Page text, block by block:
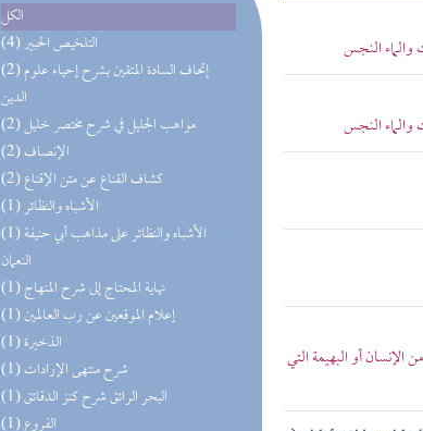
الكل
(4) التلخيص الحبير
(2) إتحاف السادة المتقين بشرح إحياء علوم
الدين
(2) مواهب الجليل في شرح مختصر خليل
(2) الإنصاف
(2) كشاف القناع عن متن الإقناع
(1) الأشباه والنظائر
(1) الأشباه والنظائر على مذاهب أبي حنيفة
النعمان
(1) نهاية المحتاج إلى شرح المنهاج
(1) إعلام الموقعين عن رب العالمين
(1) الذخيرة
(1) شرح منتهى الإرادات
(1) البحر الرائق شرح كنز الدقائق
والماء النجس
والماء النجس
أو البهيمة التي